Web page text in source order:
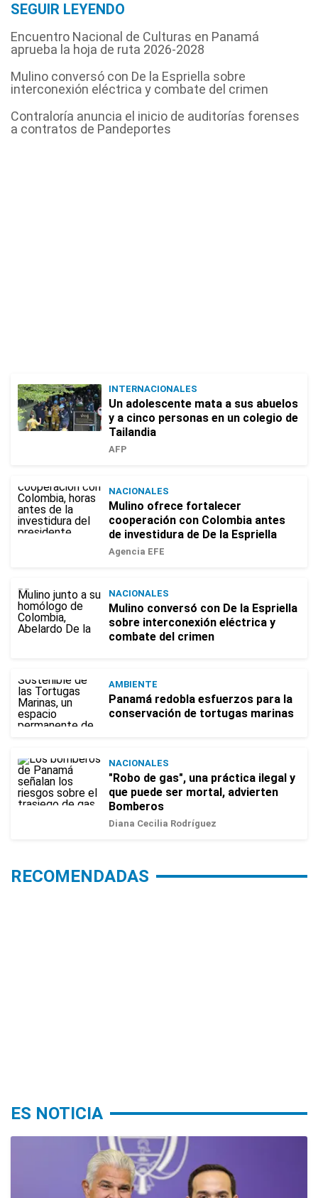
SEGUIR LEYENDO
Encuentro Nacional de Culturas en Panamá
aprueba la hoja de ruta 2026-2028
Mulino conversó con De la Espriella sobre
interconexión eléctrica y combate del crimen
Contraloría anuncia el inicio de auditorías forenses
a contratos de Pandeportes
INTERNACIONALES
Un adolescente mata a sus abuelos
y a cinco personas en un colegio de
Tailandia
AFP
NACIONALES
Mulino ofrece fortalecer
cooperación con Colombia antes
de investidura de De la Espriella
Agencia EFE
NACIONALES
Mulino conversó con De la Espriella
sobre interconexión eléctrica y
combate del crimen
AMBIENTE
Panamá redobla esfuerzos para la
conservación de tortugas marinas
NACIONALES
"Robo de gas", una práctica ilegal y
que puede ser mortal, advierten
Bomberos
Diana Cecilia Rodríguez
RECOMENDADAS
ES NOTICIA